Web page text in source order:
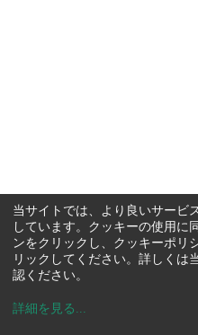
当サイトでは、より良いサービ
しています。クッキーの使用に
ンをクリックし、クッキーポリ
リックしてください。詳しくは
認ください。
詳細を見る ...